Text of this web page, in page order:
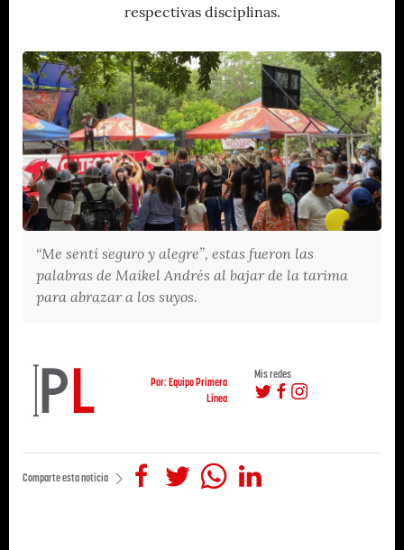
respectivas disciplinas.
“Me sentí seguro y alegre”, estas fueron las
palabras de Maikel Andrés al bajar de la tarima
para abrazar a los suyos.
Por: Equipo Primera
Linea
Mis redes
Comparte esta noticia